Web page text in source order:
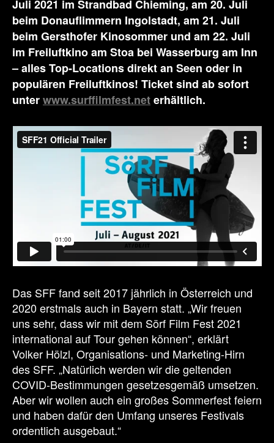
Juli 2021 im Strandbad Chieming, am 20. Juli
beim Donauflimmern Ingolstadt, am 21. Juli
beim Gersthofer Kinosommer und am 22. Juli
im Freiluftkino am Stoa bei Wasserburg am Inn
– alles Top-Locations direkt an Seen oder in
populären Freiluftkinos! Ticket sind ab sofort
unterwww.surffilmfest.neterhältlich.
Das SFF fand seit 2017 jährlich in Österreich und
2020 erstmals auch in Bayern statt. „Wir freuen
uns sehr, dass wir mit dem Sörf Film Fest 2021
international auf Tour gehen können“, erklärt
Volker Hölzl, Organisations- und Marketing-Hirn
des SFF. „Natürlich werden wir die geltenden
COVID-Bestimmungen gesetzesgemäß umsetzen.
Aber wir wollen auch ein großes Sommerfest feiern
und haben dafür den Umfang unseres Festivals
ordentlich ausgebaut.“